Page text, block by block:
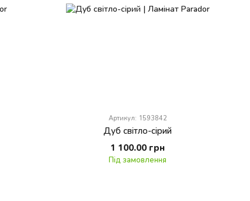
Артикул: 1593842
Дуб світло-сірий
1 100.00 грн
Під замовлення